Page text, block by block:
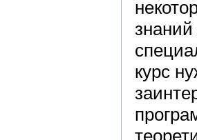
курс